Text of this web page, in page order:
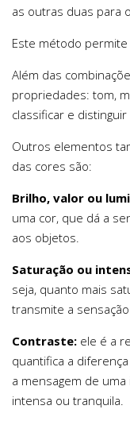
as outras duas para
Este método
Além das
propriedades: tom,
classificar e
Outros elementos
das cores são:
Brilho, valor ou
uma cor, que dá a
aos objetos.
Saturação ou
seja, quanto mais
transmite a
Contraste: ele é a
quantifica a
a mensagem de
intensa ou tranquila.